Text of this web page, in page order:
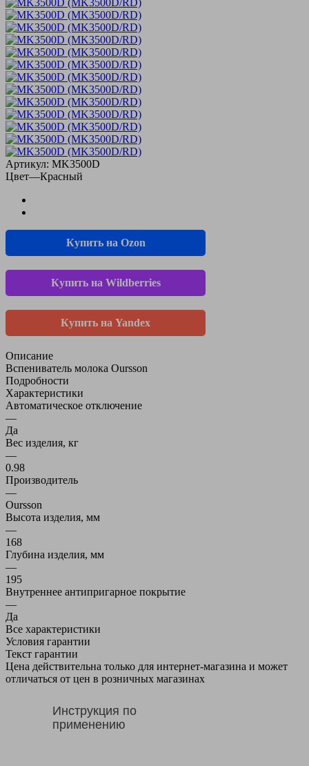
Артикул: MK3500D
Цвет—Красный
Купить на Ozon
Купить на Wildberries
Купить на Yandex
Описание
Вспениватель молока Oursson
Подробности
Характеристики
Автоматическое отключение
—
Да
Вес изделия, кг
—
0.98
Производитель
—
Oursson
Высота изделия, мм
—
168
Глубина изделия, мм
—
195
Внутреннее антипригарное покрытие
—
Да
Все характеристики
Условия гарантии
Текст гарантии
Цена действительна только для интернет-магазина и может
отличаться от цен в розничных магазинах
Инструкция по
применению